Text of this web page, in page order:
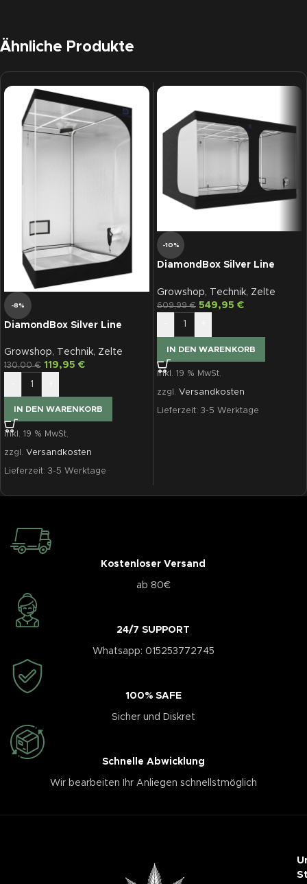
Ähnliche Produkte
-8%
DiamondBox Silver Line
Growshop, Technik, Zelte
130,00€ 119,95 €
IN DEN WARENKORB
inkl. 19 % MwSt.
zzgl. Versandkosten
Lieferzeit: 3-5 Werktage
-10%
DiamondBox Silver Line
Growshop, Technik, Zelte
609,99€ 549,95 €
IN DEN WARENKORB
inkl. 19 % MwSt.
zzgl. Versandkosten
Lieferzeit: 3-5 Werktage
Kostenloser Versand
ab 80€
24/7 SUPPORT
Whatsapp: 015253772745
100% SAFE
Sicher und Diskret
Schnelle Abwicklung
Wir bearbeiten Ihr Anliegen schnellstmöglich